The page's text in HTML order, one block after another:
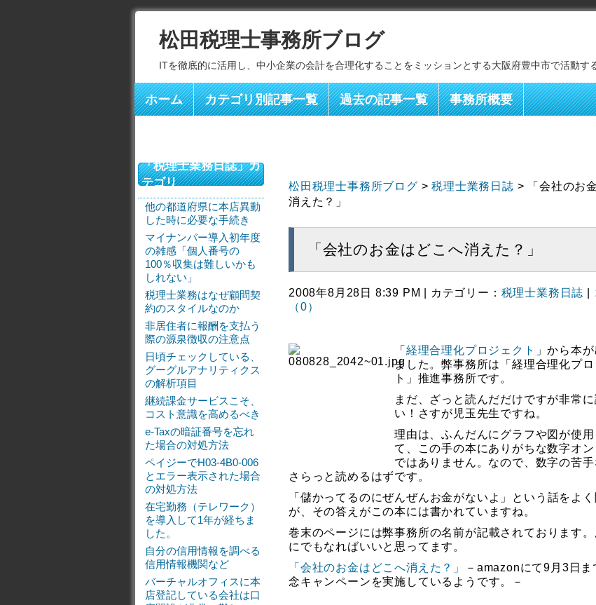
松田税理士事務所ブログ
ITを徹底的に活用し、中小企業の会計を合理化することをミッションとする大阪府豊中市で活動す
ホーム カテゴリ別記事一覧 過去の記事一覧 事務所概要
松田税理士事務所ブログ >税理士業務日誌 > 「会社のお
消えた？」
「会社のお金はどこへ消えた？」
2008年8月28日 8:39 PM | カテゴリー： 税理士業務日誌
（0）
「 経理合理化プロジェクト 」から本
ました。弊事務所は「経理合理化プロ
ト」推進事務所です。
まだ、ざっと読んだだけですが非常
い！さすが児玉先生ですね。
理由は、ふんだんにグラフや図が使
て、この手の本にありがちな数字オ
ではありません。なので、数字の苦手
さらっと読めるはずです。
「儲かってるのにぜんぜんお金がないよ」という話をよ
が、その答えがこの本には書かれていますね。
巻末のページには弊事務所の名前が記載されております
にでもなればいいと思ってます。
「会社のお金はどこへ消えた？」
－amazonにて9月3日ま
念キャンペーンを実施しているようです。－
「税理士業務日誌」カ
テゴリ
他の都道府県に本店異動
した時に必要な手続き
マイナンバー導入初年度
の雑感「個人番号の
100％収集は難しいかも
しれない」
税理士業務はなぜ顧問契
約のスタイルなのか
非居住者に報酬を支払う
際の源泉徴収の注意点
日頃チェックしている、
グーグルアナリティクス
の解析項目
継続課金サービスこそ、
コスト意識を高めるべき
e-Taxの暗証番号を忘れ
た場合の対処方法
ペイジーでH03-4B0-006
とエラー表示された場合
の対処方法
在宅勤務（テレワーク）
を導入して1年が経ちま
した。
自分の信用情報を調べる
信用情報機関など
バーチャルオフィスに本
店登記している会社は口